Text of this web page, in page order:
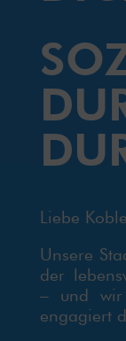
Liebe
Unsere
der
– und wir
engagiert